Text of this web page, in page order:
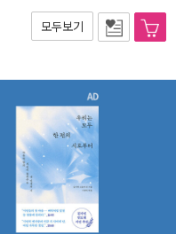
모두보기